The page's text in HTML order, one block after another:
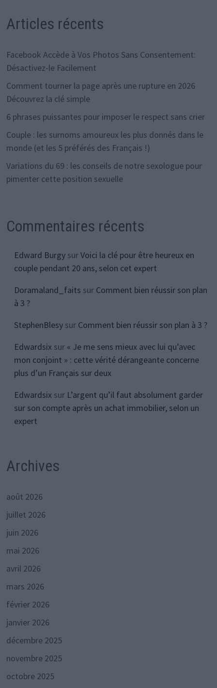
Articles récents
Facebook Accède à Vos Photos Sans Consentement:
Désactivez-le Facilement
Comment tourner la page après une rupture en 2026
Découvrez la clé simple
6 phrases puissantes pour imposer le respect sans crier
Couple : les surnoms amoureux les plus donnés dans le
monde (et les 5 préférés des Français !)
Variations du 69 : les conseils de notre sexologue pour
pimenter cette position sexuelle
Commentaires récents
Edward BurgysurVoici la clé pour être heureux en
couple pendant 20 ans, selon cet expert
Doramaland_faits sur Comment bien réussir son plan
à 3 ?
StephenBlesysur Comment bien réussir son plan à 3 ?
Edwardsixsur « Je me sens mieux avec lui qu’avec
mon conjoint » : cette vérité dérangeante concerne
plus d’un Français sur deux
Edwardsixsur L’argent qu’il faut absolument garder
sur son compte après un achat immobilier, selon un
expert
Archives
août 2026
juillet 2026
juin 2026
mai 2026
avril 2026
mars 2026
février 2026
janvier 2026
décembre 2025
novembre 2025
octobre 2025